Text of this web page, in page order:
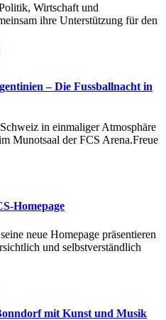
Wirtschaft und
ihre Unterstützung für den
– Die Fussballnacht in
in einmaliger Atmosphäre
Munotsaal der FCS Arena.Freue
Homepage
neue Homepage präsentieren
und selbstverständlich
mit Kunst und Musik